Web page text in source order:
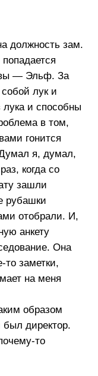
должность зам.
вы — Эльф. За
лук и
лука и способны
в том,
гонится
я, думал,
когда со
зашли
рубашки
отобрали. И,
анкету
Она
то заметки,
на меня
образом
был директор.
то